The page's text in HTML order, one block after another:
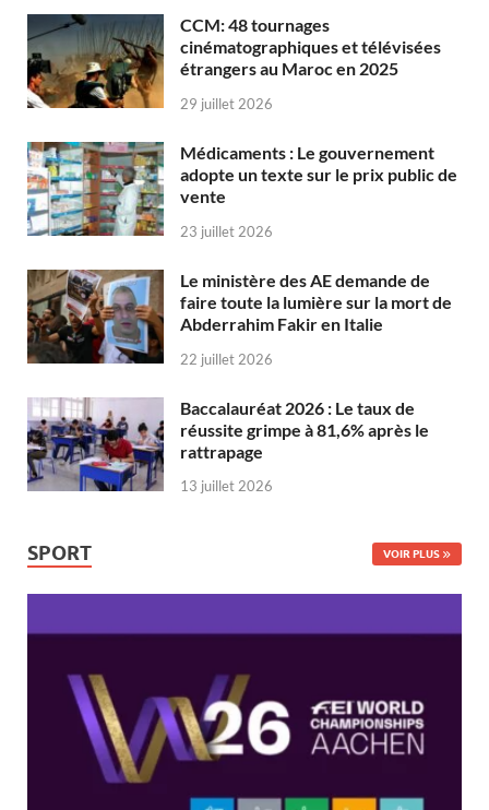
CCM: 48 tournages
cinématographiques et télévisées
étrangers au Maroc en 2025
29 juillet 2026
Médicaments : Le gouvernement
adopte un texte sur le prix public de
vente
23 juillet 2026
Le ministère des AE demande de
faire toute la lumière sur la mort de
Abderrahim Fakir en Italie
22 juillet 2026
Baccalauréat 2026 : Le taux de
réussite grimpe à 81,6% après le
rattrapage
13 juillet 2026
SPORT VOIR PLUS